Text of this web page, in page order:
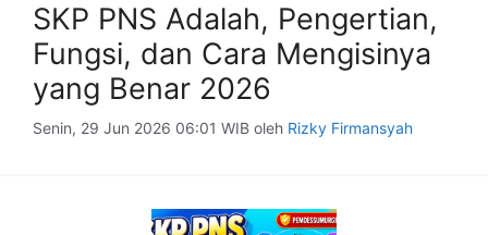
SKP PNS Adalah, Pengertian,
Fungsi, dan Cara Mengisinya
yang Benar 2026
Senin, 29 Jun 2026 06:01 WIB oleh Rizky Firmansyah